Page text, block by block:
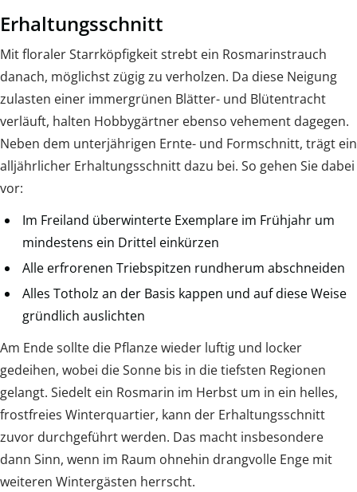
Erhaltungsschnitt
Mit floraler Starrköpfigkeit strebt ein Rosmarinstrauch
danach, möglichst zügig zu verholzen. Da diese Neigung
zulasten einer immergrünen Blätter- und Blütentracht
verläuft, halten Hobbygärtner ebenso vehement dagegen.
Neben dem unterjährigen Ernte- und Formschnitt, trägt ein
alljährlicher Erhaltungsschnitt dazu bei. So gehen Sie dabei
vor:
Im Freiland überwinterte Exemplare im Frühjahr um
mindestens ein Drittel einkürzen
Alle erfrorenen Triebspitzen rundherum abschneiden
Alles Totholz an der Basis kappen und auf diese Weise
gründlich auslichten
Am Ende sollte die Pflanze wieder luftig und locker
gedeihen, wobei die Sonne bis in die tiefsten Regionen
gelangt. Siedelt ein Rosmarin im Herbst um in ein helles,
frostfreies Winterquartier, kann der Erhaltungsschnitt
zuvor durchgeführt werden. Das macht insbesondere
dann Sinn, wenn im Raum ohnehin drangvolle Enge mit
weiteren Wintergästen herrscht.